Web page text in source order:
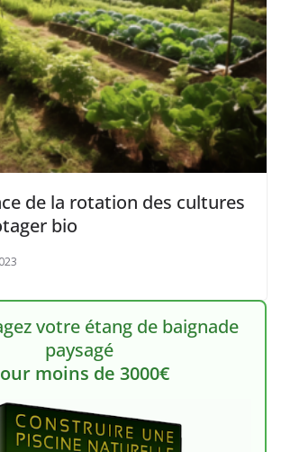
de la rotation des cultures
bio
votre étang de baignade
paysagé
moins de 3000€